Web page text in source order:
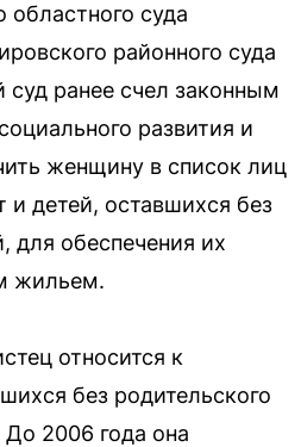
областного суда
районного суда
суд ранее счел законным
развития и
женщину в список лиц
и детей, оставшихся без
для обеспечения их
жильем.
относится к
без родительского
До 2006 года она